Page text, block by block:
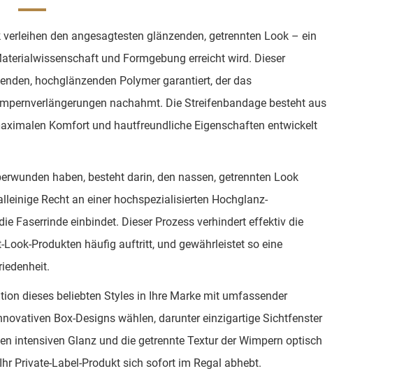
den angesagtesten glänzenden, getrennten Look – ein
und Formgebung erreicht wird. Dieser
hochglänzenden Polymer garantiert, der das
nachahmt. Die Streifenbandage besteht aus
Komfort und hautfreundliche Eigenschaften entwickelt
haben, besteht darin, den nassen, getrennten Look
Recht an einer hochspezialisierten Hochglanz-
Faserrinde einbindet. Dieser Prozess verhindert effektiv die
Produkten häufig auftritt, und gewährleistet so eine
dieses beliebten Styles in Ihre Marke mit umfassender
Box-Designs wählen, darunter einzigartige Sichtfenster
intensiven Glanz und die getrennte Textur der Wimpern optisch
Private-Label-Produkt sich sofort im Regal abhebt.